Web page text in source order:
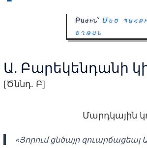
Բաժին՝ Մեծ
շղթան
Ա. Բարեկենդանի
[Ծննդ. Բ]
Մարդկային
«Յորում ցնծայր